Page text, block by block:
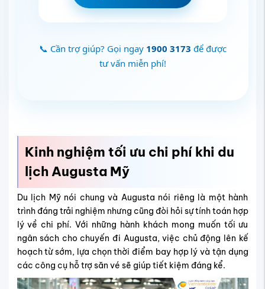
📞 Cần trợ giúp? Gọi ngay 1900 3173 để được
tư vấn miễn phí!
Kinh nghiệm tối ưu chi phí khi du
lịch Augusta Mỹ
Du lịch Mỹ nói chung và Augusta nói riêng là một hành
trình đáng trải nghiệm nhưng cũng đòi hỏi sự tính toán hợp
lý về chi phí. Với những hành khách mong muốn tối ưu
ngân sách cho chuyến đi Augusta, việc chủ động lên kế
hoạch từ sớm, lựa chọn thời điểm bay hợp lý và tận dụng
các công cụ hỗ trợ săn vé sẽ giúp tiết kiệm đáng kể.